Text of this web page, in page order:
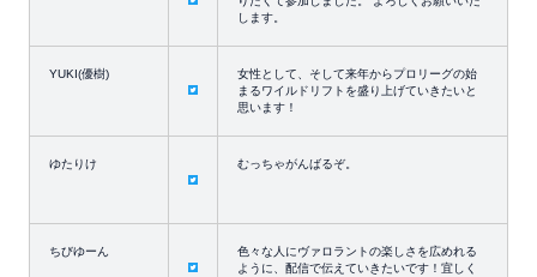
します。
YUKI(優樹)
女性として、そして来年からプロリーグの始
まるワイルドリフトを盛り上げていきたいと
思います！
ゆたりけ むっちゃがんばるぞ。
ちびゆーん
色々な人にヴァロラントの楽しさを広めれる
ように、配信で伝えていきたいです！宜しく